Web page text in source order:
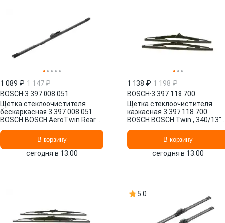
1 089 ₽ 1 147 ₽
BOSCH·3 397 008 051
Щетка стеклоочистителя
бескаркасная 3 397 008 051
BOSCH BOSCH AeroTwin Rear ,
В корзину
сегодня в 13:00
1 138 ₽ 1 198 ₽
BOSCH·3 397 118 700
Щетка стеклоочистителя
каркасная 3 397 118 700
BOSCH BOSCH Twin , 340/13"
В корзину
сегодня в 13:00
5.0